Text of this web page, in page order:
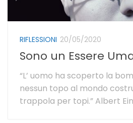
RIFLESSIONI 20/05/2020
Sono un Essere
“L’ uomo ha scoperto la
nessun topo al mondo
trappola per topi.” Albert